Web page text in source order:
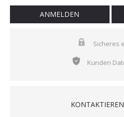
ANMELDEN
Sicheres
Kunden